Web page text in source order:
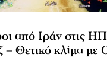
από Ιράν στις
– Θετικό κλίμα με